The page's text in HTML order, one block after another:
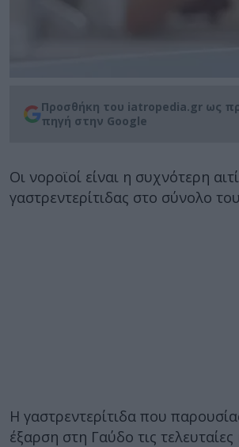
Προσθήκη του iatropedia.gr ως
πηγή στην Google
Οι νοροϊοί είναι η συχνότερη
γαστρεντερίτιδας στο σύνολο
Η γαστρεντερίτιδα που
έξαρση στη Γαύδο τις